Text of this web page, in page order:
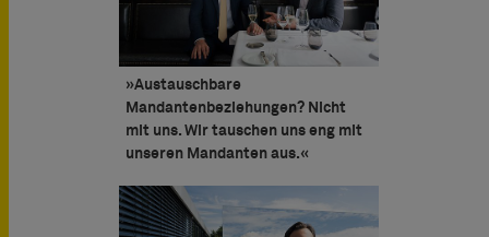
»Austauschbare
Mandantenbeziehungen? Nicht
mit uns. Wir tauschen uns eng mit
unseren Mandanten aus.«